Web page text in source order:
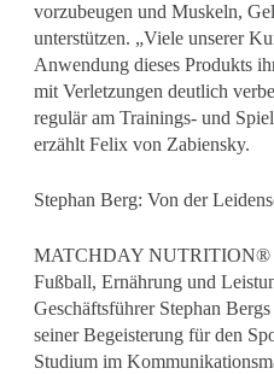
vorzubeugen und Muskeln,
unterstützen. „Viele unserer
Anwendung dieses Produkts
mit Verletzungen deutlich
regulär am Trainings- und
erzählt Felix von Zabiensky.
Stephan Berg: Von der
MATCHDAY NUTRITION®
Fußball, Ernährung und
Geschäftsführer Stephan
seiner Begeisterung für den
Studium im